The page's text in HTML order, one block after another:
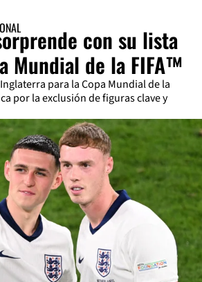
con su lista
Mundial de la FIFA™
para la Copa Mundial de la
por la exclusión de figuras clave y